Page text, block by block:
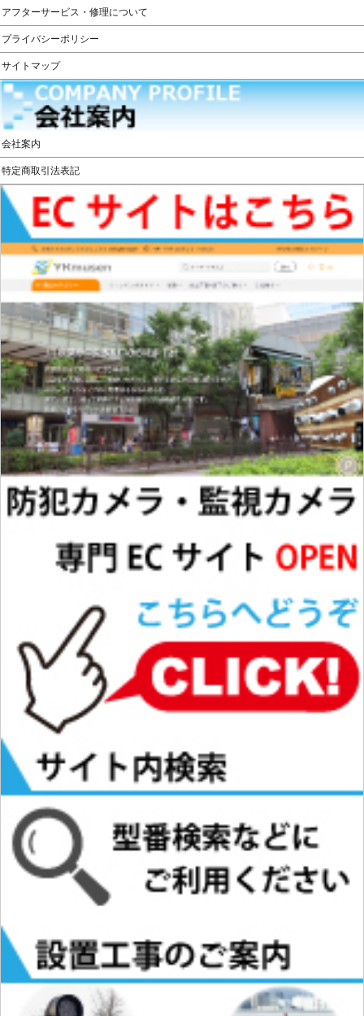
アフターサービス・修理について
プライバシーポリシー
サイトマップ
会社案内
特定商取引法表記